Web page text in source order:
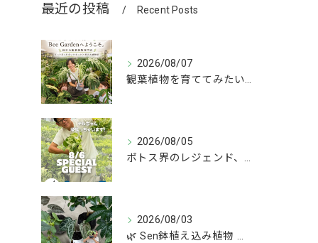
最近の投稿 Recent Posts
2026/08/07
観葉植物を育ててみたいけど、何を選べばいいか分からない」
2026/08/05
ポトス界のレジェンド、COME BACK!!!
2026/08/03
🌿 Sen鉢植え込み植物 オンラインショップデビュー！ 🌿